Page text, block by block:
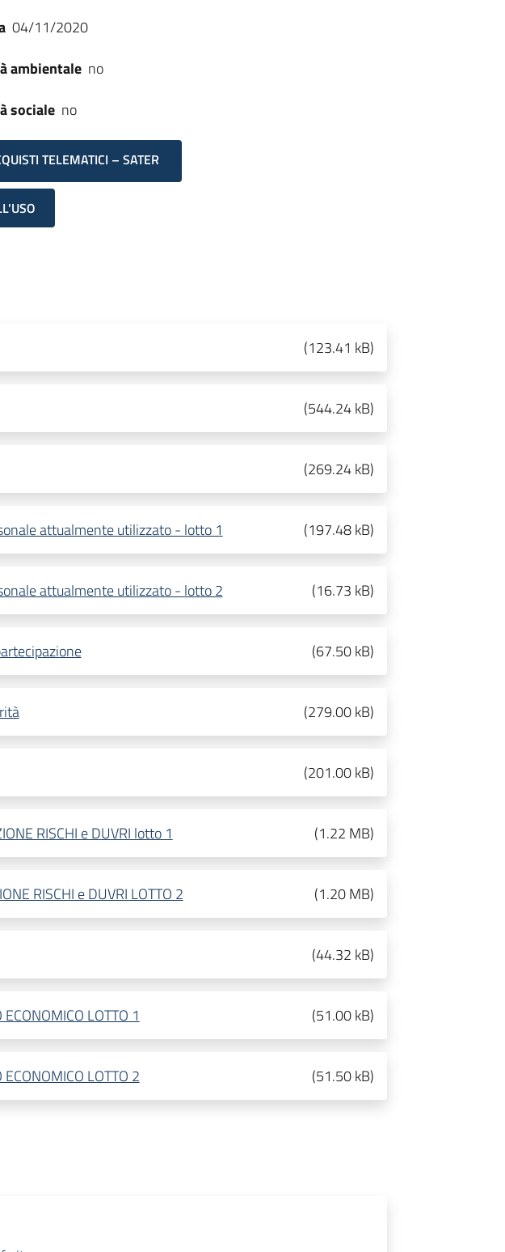
04/11/2020
ambientale no
sociale no
TELEMATICI – SATER
(123.41 kB)
(544.24 kB)
(269.24 kB)
attualmente utilizzato - lotto 1 (197.48 kB)
attualmente utilizzato - lotto 2 (16.73 kB)
(67.50 kB)
(279.00 kB)
(201.00 kB)
RISCHI e DUVRI lotto 1 (1.22 MB)
RISCHI e DUVRI LOTTO 2 (1.20 MB)
(44.32 kB)
LOTTO 1 (51.00 kB)
LOTTO 2 (51.50 kB)